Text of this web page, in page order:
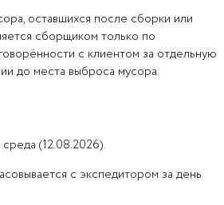
оставшихся после сборки или
сборщиком только по
с клиентом за отдельную
до места выброса мусора.
(12.08.2026).
с экспедитором за день